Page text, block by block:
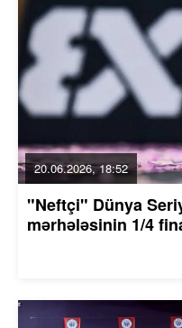
20.06.2026, 18:52
"Neftçi" Dünya
mərhələsinin 1/4